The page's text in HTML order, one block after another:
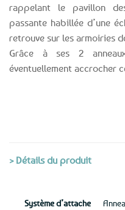
rappelant le pavillon
passante habillée d’une
retrouve sur les armoiries
Grâce à ses 2
éventuellement accrocher
> Détails du produit
Système d’attache